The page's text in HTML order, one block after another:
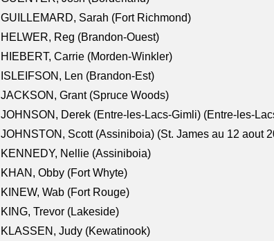
GUILLEMARD, Sarah (Fort Richmond)
HELWER, Reg (Brandon-Ouest)
HIEBERT, Carrie (Morden-Winkler)
ISLEIFSON, Len (Brandon-Est)
JACKSON, Grant (Spruce Woods)
JOHNSON, Derek (Entre-les-Lacs-Gimli) (Entre-les-
JOHNSTON, Scott (Assiniboia) (St. James au 12 aout
KENNEDY, Nellie (Assiniboia)
KHAN, Obby (Fort Whyte)
KINEW, Wab (Fort Rouge)
KING, Trevor (Lakeside)
KLASSEN, Judy (Kewatinook)